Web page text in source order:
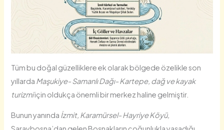
Tüm bu doğal güzelliklere ek olarak bölgede özelikle son
yıllarda Maşukiye- Samanlı Dağı- Kartepe, dağ ve kayak
turizmiiçin oldukça önemli bir merkez haline gelmiştir.
Bunun yanında İzmit, Karamürsel- Hayriye Köyü,